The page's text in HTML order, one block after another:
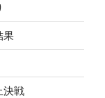
果
決戦